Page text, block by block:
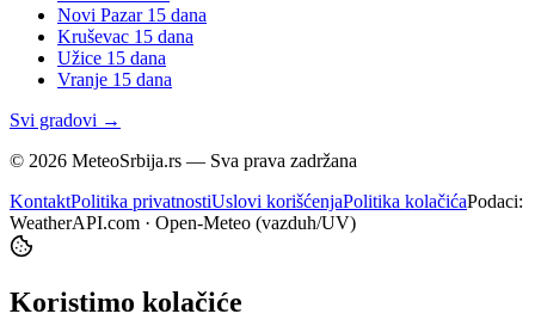
Novi Pazar15 dana
Kruševac 15 dana
Užice 15 dana
Vranje 15 dana
Svi gradovi →
© 2026 MeteoSrbija.rs — Sva prava zadržana
KontaktPolitika privatnostiUslovi korišćenjaPolitika kolačićaPodaci:
WeatherAPI.com · Open-Meteo (vazduh/UV)
Koristimo kolačiće